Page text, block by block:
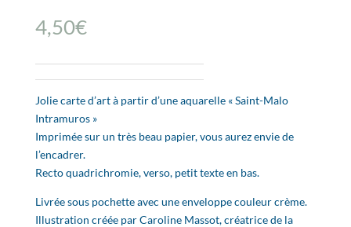
4,50€
Jolie carte d’art à partir d’une aquarelle « Saint-Malo
Intramuros »
Imprimée sur un très beau papier, vous aurez envie de
l’encadrer.
Recto quadrichromie, verso, petit texte en bas.
Livrée sous pochette avec une enveloppe couleur crème.
Illustration créée par Caroline Massot, créatrice de la